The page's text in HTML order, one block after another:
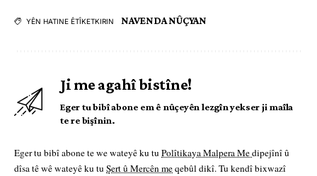
YÊN HATINE ÊTÎKETKIRIN NAVENDA NÛÇYAN
Ji me agahî bistîne!
Eger tu bibî abone em ê nûçeyên lezgîn yekser ji maîla
te re bişînin.
Eger tu bibî abone te we wateyê ku tu Polîtikaya Malpera Medipejînî û
dîsa tê wê wateyê ku tu Şert û Mercên meqebûl dikî. Tu kendî bixwazî